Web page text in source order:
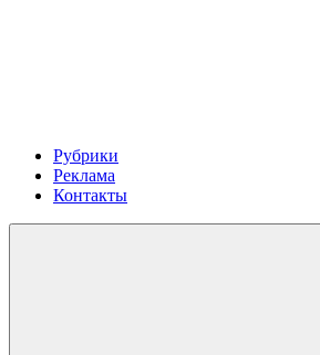
Рубрики
Реклама
Контакты